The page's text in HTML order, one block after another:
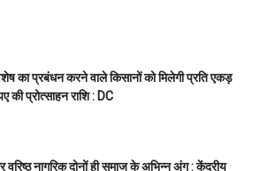
का प्रबंधन करने वाले किसानों को मिलेगी प्रति एकड़
की प्रोत्साहन राशि : DC
वरिष्ठ नागरिक दोनों ही समाज के अभिन्न अंग : केंद्रीय